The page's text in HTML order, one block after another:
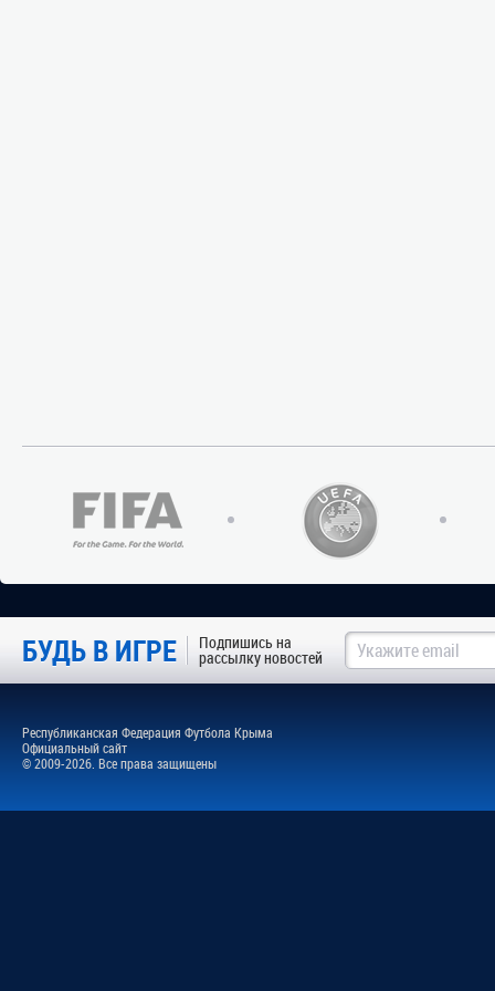
БУДЬ В ИГРЕ Подпишись на
рассылку новостей
Республиканская Федерация Футбола Крыма
Официальный сайт
© 2009-2026. Все права защищены